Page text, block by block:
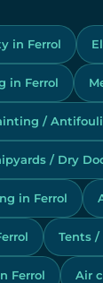
in Ferrol
in Ferrol
/
/ Dry
in Ferrol
Tents /
Ferrol Air